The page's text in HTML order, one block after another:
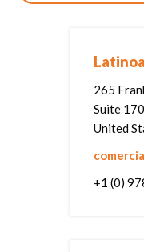
265
Suite
United
+1 (0)